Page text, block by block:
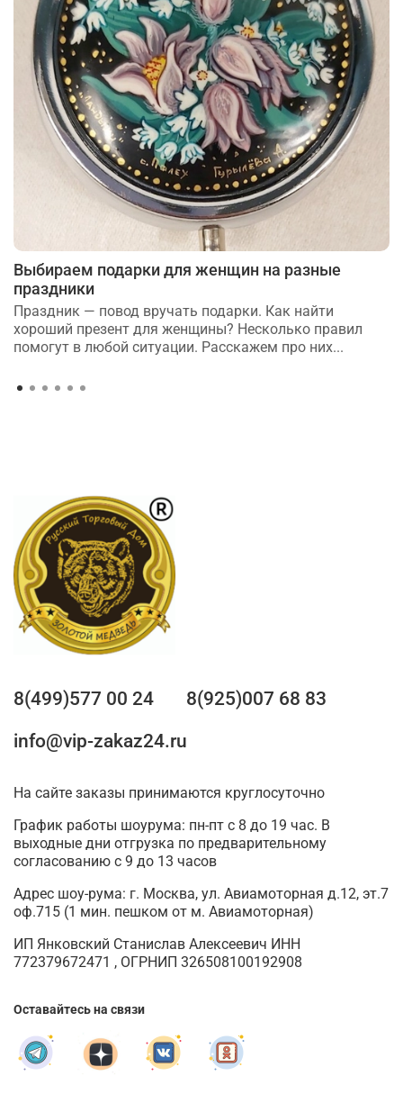
Выбираем подарки для женщин на разные
праздники
Праздник — повод вручать подарки. Как найти
хороший презент для женщины? Несколько правил
помогут в любой ситуации. Расскажем про них...
8(499)577 00 24
8(925)007 68 83
info@vip-zakaz24.ru
На сайте заказы принимаются круглосуточно
График работы шоурума: пн-пт с 8 до 19 час. В
выходные дни отгрузка по предварительному
согласованию с 9 до 13 часов
Адрес шоу-рума: г. Москва, ул. Авиамоторная д.12, эт.7
оф.715 (1 мин. пешком от м. Авиамоторная)
ИП Янковский Станислав Алексеевич ИНН
772379672471 , ОГРНИП 326508100192908
Оставайтесь на связи